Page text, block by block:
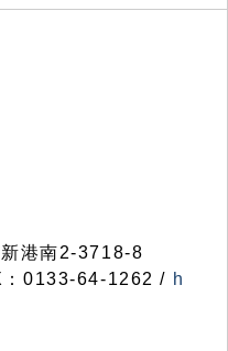
港南2-3718-8
0133-64-1262 / h